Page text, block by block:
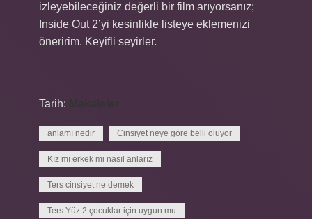
izleyebileceğiniz değerli bir film arıyorsanız;
Inside Out 2’yi kesinlikle listeye eklemenizi
öneririm. Keyifli seyirler.
Tarih:
anlamı nedir Cinsiyet neye göre belli oluyor
Kız mı erkek mi nasıl anlarız
Ters cinsiyet ne demek
Ters Yüz 2 çocuklar için uygun mu